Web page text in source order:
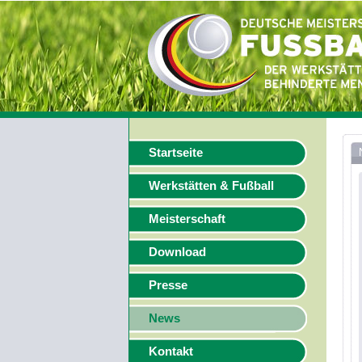
Startseite
Werkstätten & Fußball
Meisterschaft
Download
Presse
News
Kontakt